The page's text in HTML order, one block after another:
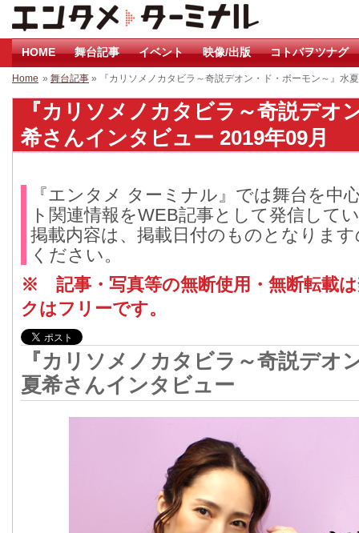
HOME 舞台記事 イベント 映像/出版 コトバヲツナグ
Home » 舞台記事 » 『カリソメノカタビラ～奇説デオン・ド・ボーモン～』水
『カリソメノカタビラ～奇説デオ
希さんインタビュー 2019年09月
『エンタメ ターミナル』では舞台を中
ト関連情報をWEB記事として発信して
掲載内容は、掲載日付のものとなりま
ください。
※ 記事・写真等の無断使用・無断転載
クはフリーです。
『カリソメノカタビラ～奇説デオ
夏希さんインタビュー